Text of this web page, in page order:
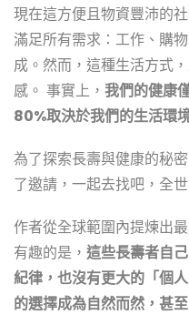
現在這方便且物資豐沛的
滿足所有需求：工作、購
成。然而，這種生活方式
感。 事實上， 我們的健康
80%取決於我們的生活環
為了探索長壽與健康的秘
了邀請，一起去找吧，全
作者從全球範圍內提煉出
有趣的是， 這些長壽者自
紀律，也沒有更大的「個
的選擇成為自然而然，甚